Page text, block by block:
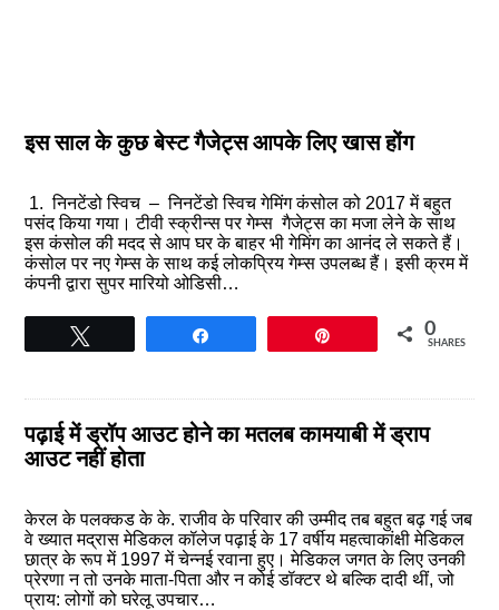
इस साल के कुछ बेस्ट गैजेट्स आपके लिए खास होंग
1. निनटेंडो स्विच – निनटेंडो स्विच गेमिंग कंसोल को 2017 में बहुत
पसंद किया गया। टीवी स्क्रीन्स पर गेम्स गैजेट्स का मजा लेने के साथ
इस कंसोल की मदद से आप घर के बाहर भी गेमिंग का आनंद ले सकते हैं।
कंसोल पर नए गेम्स के साथ कई लोकप्रिय गेम्स उपलब्ध हैं। इसी क्रम में
कंपनी द्वारा सुपर मारियो ओडिसी…
0
SHARES
पढ़ाई में ड्रॉप आउट होने का मतलब कामयाबी में ड्राप
आउट नहीं होता
केरल के पलक्कड के के. राजीव के परिवार की उम्मीद तब बहुत बढ़ गई जब
वे ख्यात मद्रास मेडिकल कॉलेज पढ़ाई के 17 वर्षीय महत्वाकांक्षी मेडिकल
छात्र के रूप में 1997 में चेन्नई रवाना हुए। मेडिकल जगत के लिए उनकी
प्रेरणा न तो उनके माता-पिता और न कोई डॉक्टर थे बल्कि दादी थीं, जो
प्राय: लोगों को घरेलू उपचार…